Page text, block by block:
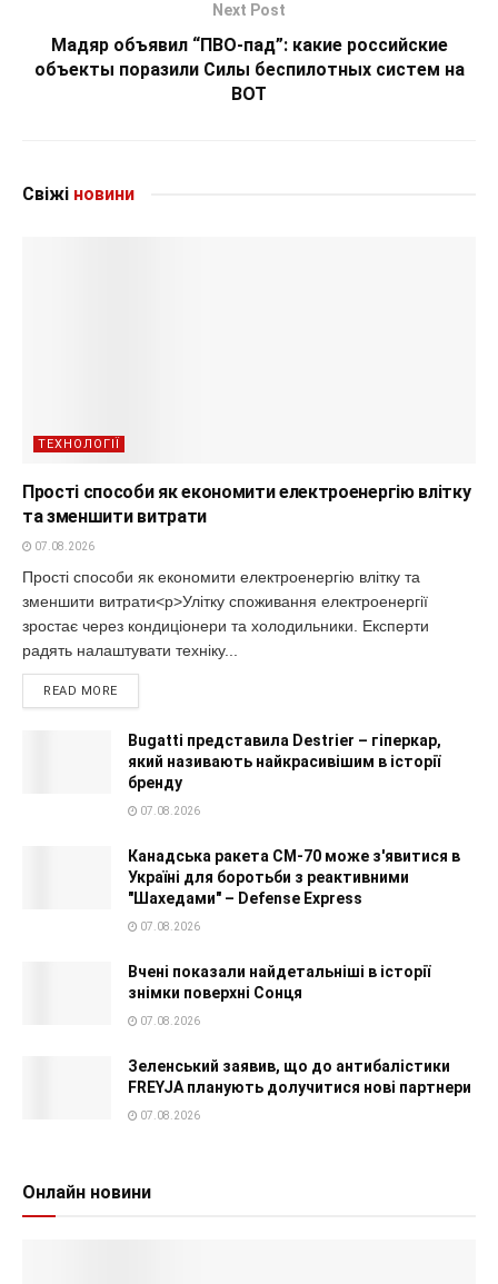
Next Post
Мадяр объявил “ПВО-пад”: какие российские
объекты поразили Силы беспилотных систем на
ВОТ
Свіжі новини
ТЕХНОЛОГІЇ
Прості способи як економити електроенергію влітку
та зменшити витрати
07.08.2026
Прості способи як економити електроенергію влітку та
зменшити витрати<p>Улітку споживання електроенергії
зростає через кондиціонери та холодильники. Експерти
радять налаштувати техніку...
READ MORE
Bugatti представила Destrier – гіперкар,
який називають найкрасивішим в історії
бренду
07.08.2026
Канадська ракета CM-70 може з'явитися в
Україні для боротьби з реактивними
"Шахедами" – Defense Express
07.08.2026
Вчені показали найдетальніші в історії
знімки поверхні Сонця
07.08.2026
Зеленський заявив, що до антибалістики
FREYJA планують долучитися нові партнери
07.08.2026
Онлайн новини